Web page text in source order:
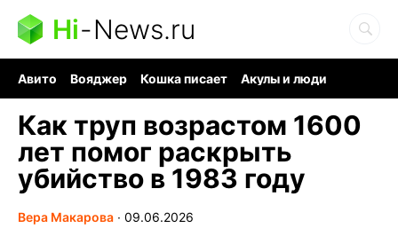
Hi-News.ru
Авито Вояджер Кошка писает
Акулы и люди
Как труп возрастом 1600
лет помог раскрыть
убийство в 1983 году
Вера Макарова ∙ 09.06.2026